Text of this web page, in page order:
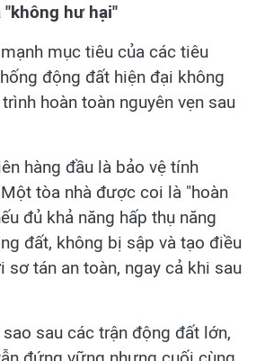
hư hại"
mục tiêu của các tiêu
động đất hiện đại không
hoàn toàn nguyên vẹn sau
hàng đầu là bảo vệ tính
tòa nhà được coi là "hoàn
đủ khả năng hấp thụ năng
đất, không bị sập và tạo điều
tán an toàn, ngay cả khi sau
sau các trận động đất lớn,